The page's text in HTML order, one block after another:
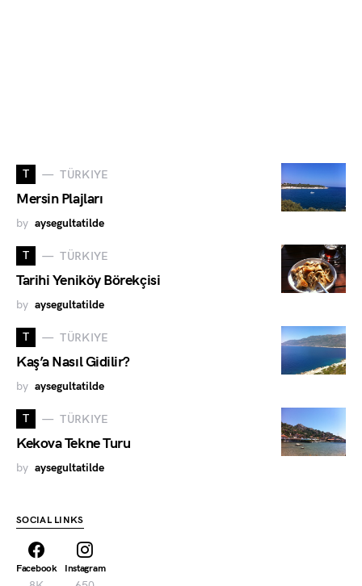
T TÜRKIYE
Mersin Plajları
by aysegultatilde
T TÜRKIYE
Tarihi Yeniköy Börekçisi
by aysegultatilde
T TÜRKIYE
Kaş’a Nasıl Gidilir?
by aysegultatilde
T TÜRKIYE
Kekova Tekne Turu
by aysegultatilde
SOCIAL LINKS
Facebook Instagram